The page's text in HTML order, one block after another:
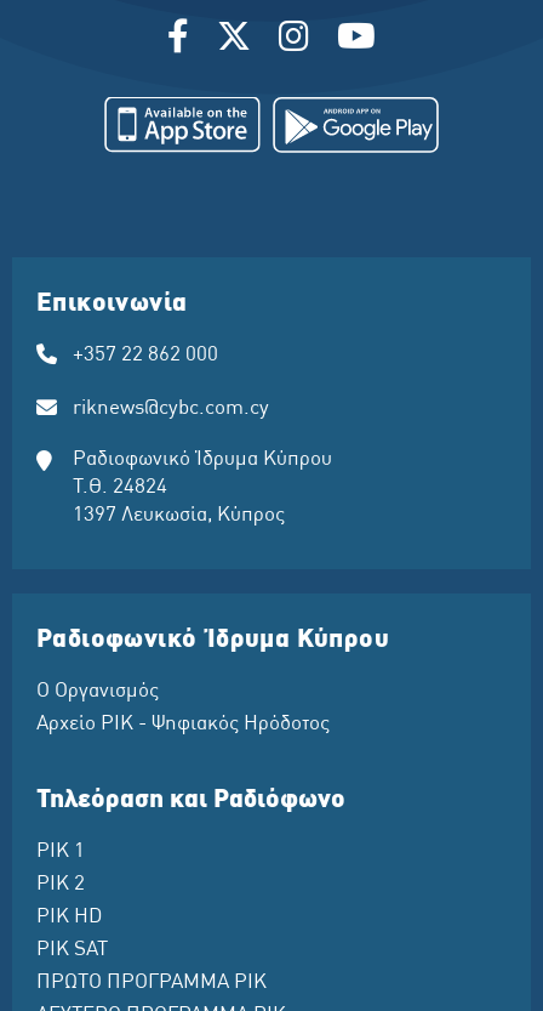
Επικοινωνία
+357 22 862 000
riknews@cybc.com.cy
Ραδιοφωνικό Ίδρυμα Κύπρου
Τ.Θ. 24824
1397 Λευκωσία, Κύπρος
Ραδιοφωνικό Ίδρυμα Κύπρου
Ο Οργανισμός
Αρχείο ΡΙΚ - Ψηφιακός Ηρόδοτος
Τηλεόραση και Ραδιόφωνο
ΡΙΚ 1
ΡΙΚ 2
ΡΙΚ HD
ΡΙΚ SAT
ΠΡΩΤΟ ΠΡΟΓΡΑΜΜΑ ΡΙΚ